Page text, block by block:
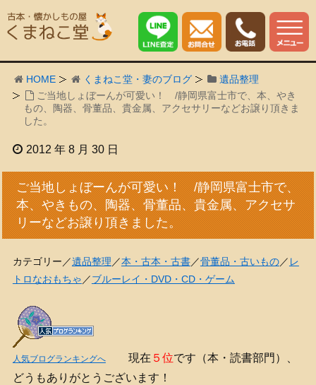
HOME くまねこ堂・妻のブログ
遺品整理
ご当地しょぼーんが可愛い！ /静岡県富士市で、本、やき
もの、陶器、骨董品、貴金属、アクセサリーなどお譲り頂きま
した。
2012 年 8 月 30 日
ご当地しょぼーんが可愛い！ /静岡県富士市で、
本、やきもの、陶器、骨董品、貴金属、アクセサ
リーなどお譲り頂きました。
カテゴリー／遺品整理／本・古本・古書／骨董品・古いもの／ レ
トロなおもちゃ／ブルーレイ・DVD・CD・ゲーム
人気ブログランキングへ現在 ５位です（本・読書部門）、
どうもありがとうございます！